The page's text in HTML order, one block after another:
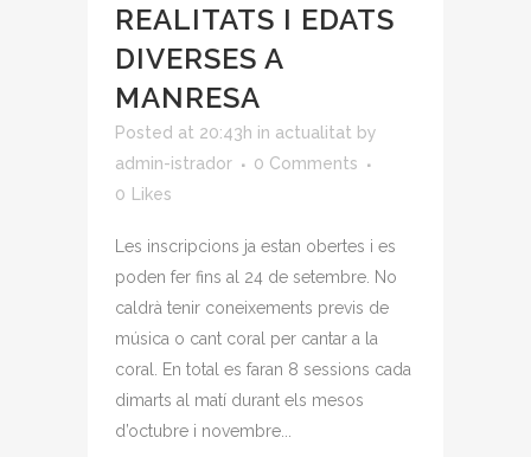
REALITATS I EDATS
DIVERSES A
MANRESA
Posted at 20:43h in actualitat by
admin-istrador
0 Comments
0
Likes
Les inscripcions ja estan obertes i es
poden fer fins al 24 de setembre. No
caldrà tenir coneixements previs de
música o cant coral per cantar a la
coral. En total es faran 8 sessions cada
dimarts al matí durant els mesos
d’octubre i novembre...